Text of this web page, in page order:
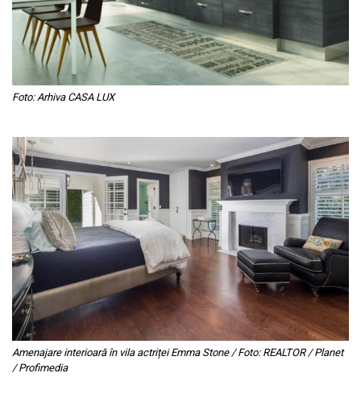
Foto: Arhiva CASA LUX
Amenajare interioară în vila actriței Emma Stone / Foto: REALTOR / Planet
/ Profimedia